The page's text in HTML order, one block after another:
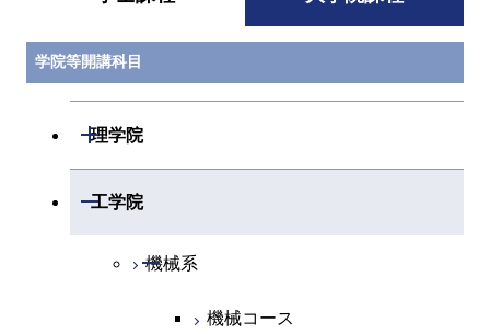
学院等開講科目
理学院
開閉
物理学系
物理学コース
工学院
開閉
機械系
開閉
機械コース